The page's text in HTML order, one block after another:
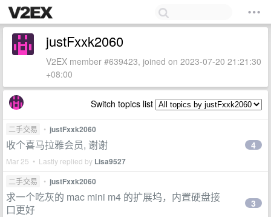
justFxxk2060
V2EX member #639423, joined on 2023-07-20 21:21:30
+08:00
Switch topics list
二手交易 • justFxxk2060
收个喜马拉雅会员, 谢谢
Mar 25 • Lastly replied by Lisa9527
4
二手交易 • justFxxk2060
求一个吃灰的 mac mini m4 的扩展坞，内置硬盘接
口更好
3